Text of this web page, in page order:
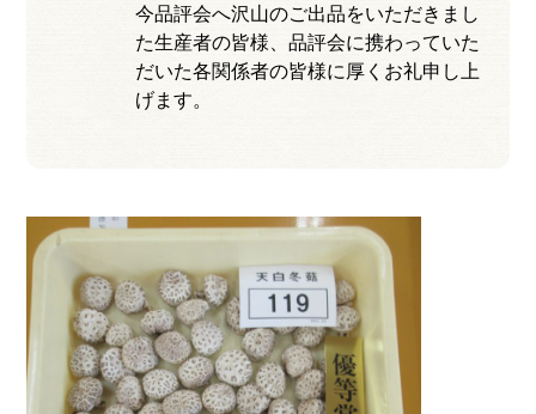
今品評会へ沢山のご出品をいただきまし
た生産者の皆様、品評会に携わっていた
だいた各関係者の皆様に厚くお礼申し上
げます。